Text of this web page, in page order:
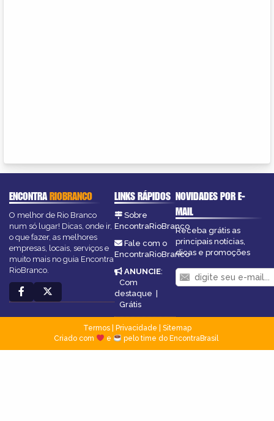
ENCONTRARIOBRANCO
O melhor de Rio Branco
num só lugar! Dicas, onde ir,
o que fazer, as melhores
empresas, locais, serviços e
muito mais no guia Encontra
RioBranco.
LINKS RÁPIDOS
Sobre
EncontraRioBranco
Fale com o
EncontraRioBranco
ANUNCIE:
Com
destaque |
Grátis
NOVIDADES POR E-
MAIL
Receba grátis as
principais notícias,
dicas e promoções
Termos| Privacidade
Sitemap
Criado com
e pelo time do EncontraBrasil